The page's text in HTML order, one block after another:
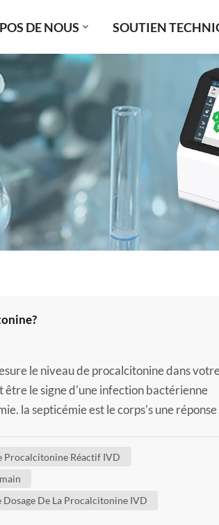
DE NOUS SOUTIEN
le niveau de procalcitonine dans
être le signe d'une infection bactérienne
la septicémie est le corps's une réponse
Procalcitonine Réactif IVD
Dosage De La Procalcitonine IVD